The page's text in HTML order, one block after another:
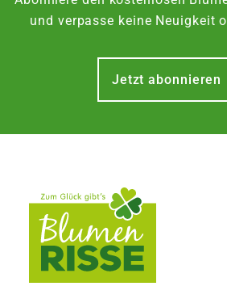
und verpasse keine Neuigkeit
Jetzt abonnieren